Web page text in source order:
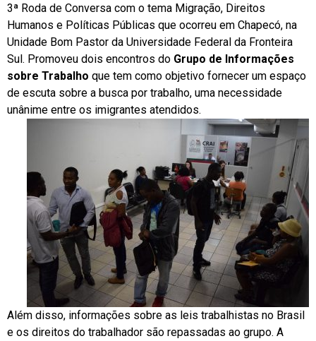
3ª Roda de Conversa com o tema Migração, Direitos
Humanos e Políticas Públicas que ocorreu em Chapecó, na
Unidade Bom Pastor da Universidade Federal da Fronteira
Sul. Promoveu dois encontros do Grupo de Informações
sobre Trabalho que tem como objetivo fornecer um espaço
de escuta sobre a busca por trabalho, uma necessidade
unânime entre os imigrantes atendidos.
Além disso, informações sobre as leis trabalhistas no Brasil
e os direitos do trabalhador são repassadas ao grupo. A